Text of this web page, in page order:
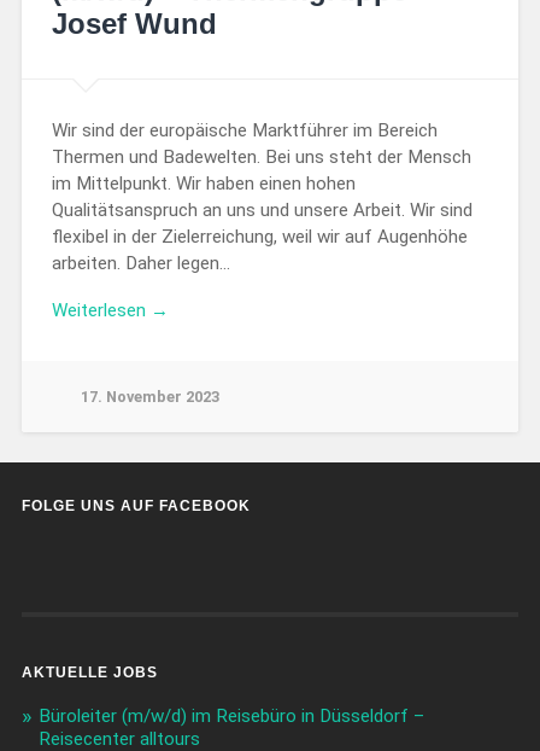
Josef Wund
Wir sind der europäische Marktführer im Bereich
Thermen und Badewelten. Bei uns steht der Mensch
im Mittelpunkt. Wir haben einen hohen
Qualitätsanspruch an uns und unsere Arbeit. Wir sind
flexibel in der Zielerreichung, weil wir auf Augenhöhe
arbeiten. Daher legen…
Weiterlesen →
17. November 2023
FOLGE UNS AUF FACEBOOK
AKTUELLE JOBS
Büroleiter (m/w/d) im Reisebüro in Düsseldorf –
Reisecenter alltours